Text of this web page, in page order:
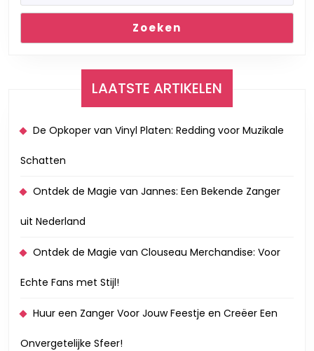
Zoeken
LAATSTE ARTIKELEN
De Opkoper van Vinyl Platen: Redding voor Muzikale
Schatten
Ontdek de Magie van Jannes: Een Bekende Zanger
uit Nederland
Ontdek de Magie van Clouseau Merchandise: Voor
Echte Fans met Stijl!
Huur een Zanger Voor Jouw Feestje en Creëer Een
Onvergetelijke Sfeer!